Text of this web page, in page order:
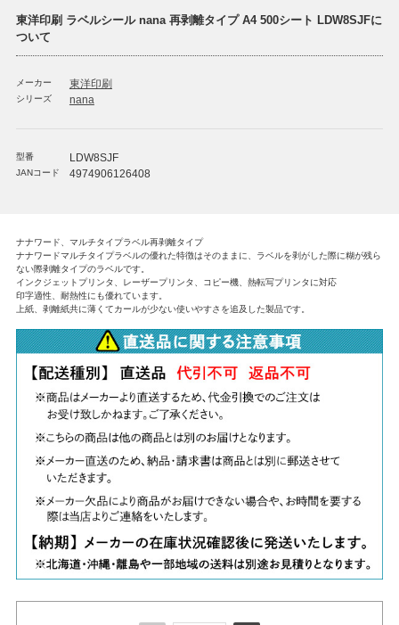
東洋印刷 ラベルシール nana 再剥離タイプ A4 500シート LDW8SJFに
ついて
メーカー 東洋印刷
シリーズ nana
型番 LDW8SJF
JANコード 4974906126408
ナナワード、マルチタイプラベル再剥離タイプ
ナナワードマルチタイプラベルの優れた特徴はそのままに、ラベルを剥がした際に糊が残ら
ない際剥離タイプのラベルです。
インクジェットプリンタ、レーザープリンタ、コピー機、熱転写プリンタに対応
印字適性、耐熱性にも優れています。
上紙、剥離紙共に薄くてカールが少ない使いやすさを追及した製品です。